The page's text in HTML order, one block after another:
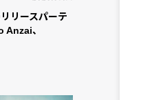
リースパーテ
、